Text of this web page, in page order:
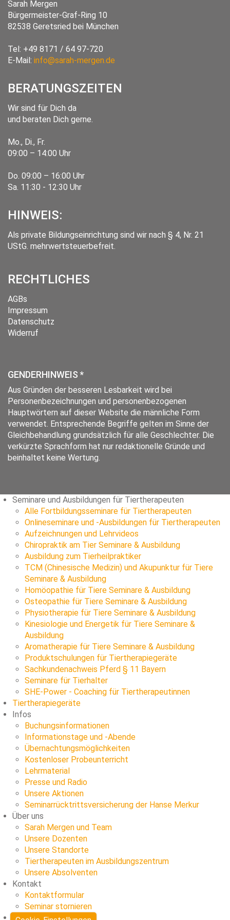
Sarah Mergen
Bürgermeister-Graf-Ring 10
82538 Geretsried bei München
Tel: +49 8171 / 64 97-720
E-Mail: info@sarah-mergen.de
BERATUNGSZEITEN
Wir sind für Dich da
und beraten Dich gerne.
Mo., Di., Fr.
09:00 – 14:00 Uhr
Do. 09:00 – 16:00 Uhr
Sa. 11:30 - 12:30 Uhr
HINWEIS:
Als private Bildungseinrichtung sind wir nach § 4, Nr. 21
UStG. mehrwertsteuerbefreit.
RECHTLICHES
AGBs
Impressum
Datenschutz
Widerruf
GENDERHINWEIS *
Aus Gründen der besseren Lesbarkeit wird bei
Personenbezeichnungen und personenbezogenen
Hauptwörtern auf dieser Website die männliche Form
verwendet. Entsprechende Begriffe gelten im Sinne der
Gleichbehandlung grundsätzlich für alle Geschlechter. Die
verkürzte Sprachform hat nur redaktionelle Gründe und
beinhaltet keine Wertung.
Seminare und Ausbildungen für Tiertherapeuten
Alle Fortbildungsseminare für Tiertherapeuten
Onlineseminare und -Ausbildungen für Tiertherapeuten
Aufzeichnungen und Lehrvideos
Chiropraktik am Tier Seminare & Ausbildung
Ausbildung zum Tierheilpraktiker
TCM (Chinesische Medizin) und Akupunktur für Tiere
Seminare & Ausbildung
Homöopathie für Tiere Seminare & Ausbildung
Osteopathie für Tiere Seminare & Ausbildung
Physiotherapie für Tiere Seminare & Ausbildung
Kinesiologie und Energetik für Tiere Seminare &
Ausbildung
Aromatherapie für Tiere Seminare & Ausbildung
Produktschulungen für Tiertherapiegeräte
Sachkundenachweis Pferd § 11 Bayern
Seminare für Tierhalter
SHE-Power - Coaching für Tiertherapeutinnen
Tiertherapiegeräte
Infos
Buchungsinformationen
Informationstage und -Abende
Übernachtungsmöglichkeiten
Kostenloser Probeunterricht
Lehrmaterial
Presse und Radio
Unsere Aktionen
Seminarrücktrittsversicherung der Hanse Merkur
Über uns
Sarah Mergen und Team
Unsere Dozenten
Unsere Standorte
Tiertherapeuten im Ausbildungszentrum
Unsere Absolventen
Kontakt
Kontaktformular
Seminar stornieren
Blog